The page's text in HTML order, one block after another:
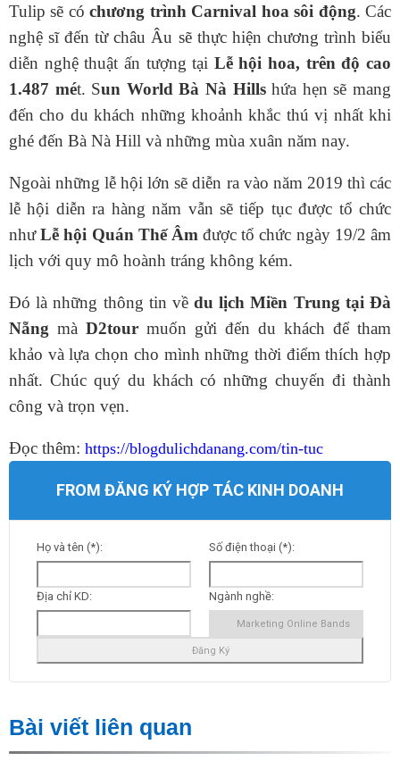
Tulip sẽ cóchương trình Carnival hoa sôi động. Các
nghệ sĩ đến từ châu Âu sẽ thực hiện chương trình biểu
diễn nghệ thuật ấn tượng tại Lễ hội hoa, trên độ cao
1.487 mét. Sun World Bà Nà Hillshứa hẹn sẽ mang
đến cho du khách những khoảnh khắc thú vị nhất khi
ghé đến Bà Nà Hill và những mùa xuân năm nay.
Ngoài những lễ hội lớn sẽ diễn ra vào năm 2019 thì các
lễ hội diễn ra hàng năm vẫn sẽ tiếp tục được tổ chức
nhưLễ hội Quán Thế Âm được tổ chức ngày 19/2 âm
lịch với quy mô hoành tráng không kém.
Đó là những thông tin vềdu lịch Miền Trung tại Đà
Nẵng mà D2tour muốn gửi đến du khách để tham
khảo và lựa chọn cho mình những thời điểm thích hợp
nhất. Chúc quý du khách có những chuyến đi thành
công và trọn vẹn.
Đọc thêm: https://blogdulichdanang.com/tin-tuc
FROM ĐĂNG KÝ HỢP TÁC KINH DOANH
Họ và tên (*): Số điện thoại (*):
Địa chỉ KD: Ngành nghề:
Bài viết liên quan